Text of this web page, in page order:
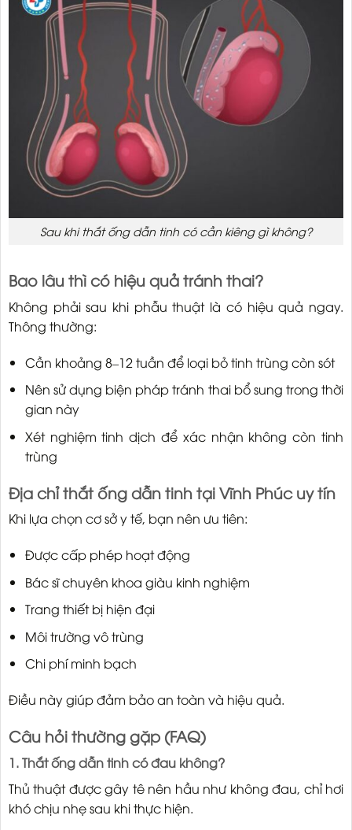
Sau khi thắt ống dẫn tinh có cần kiêng gì không?
Bao lâu thì có hiệu quả tránh thai?
Không phải sau khi phẫu thuật là có hiệu quả ngay.
Thông thường:
Cần khoảng 8–12 tuần để loại bỏ tinh trùng còn sót
Nên sử dụng biện pháp tránh thai bổ sung trong thời
gian này
Xét nghiệm tinh dịch để xác nhận không còn tinh
trùng
Địa chỉ thắt ống dẫn tinh tại Vĩnh Phúc uy tín
Khi lựa chọn cơ sở y tế, bạn nên ưu tiên:
Được cấp phép hoạt động
Bác sĩ chuyên khoa giàu kinh nghiệm
Trang thiết bị hiện đại
Môi trường vô trùng
Chi phí minh bạch
Điều này giúp đảm bảo an toàn và hiệu quả.
Câu hỏi thường gặp (FAQ)
1. Thắt ống dẫn tinh có đau không?
Thủ thuật được gây tê nên hầu như không đau, chỉ hơi
khó chịu nhẹ sau khi thực hiện.